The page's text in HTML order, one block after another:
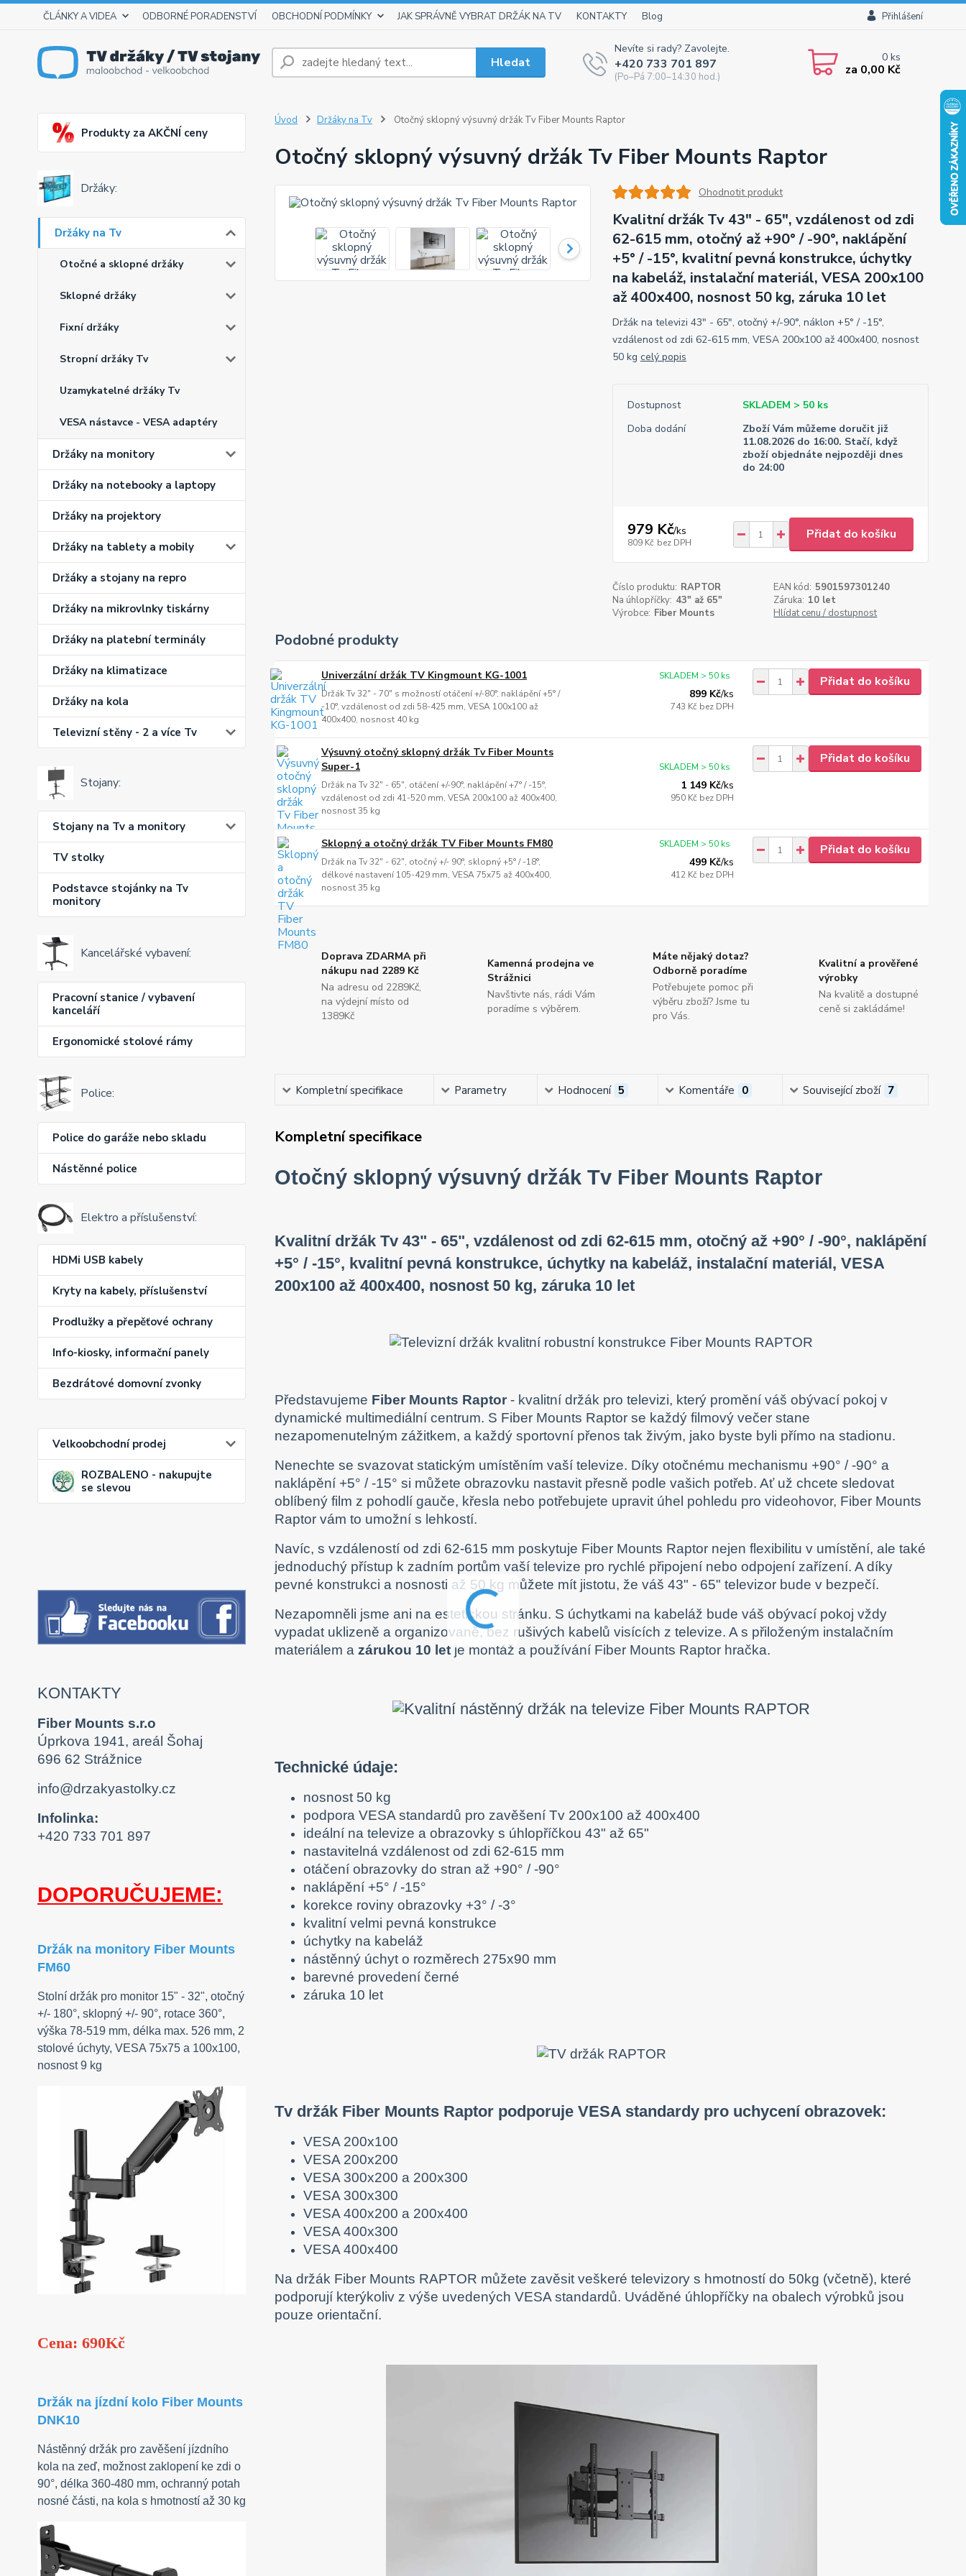
ČLÁNKY A VIDEA ODBORNÉ PORADENSTVÍ OBCHODNÍ PODMÍNKY JAK SPRÁVNĚ VYBRAT DRŽÁK NA TV KONTAKTY Blog Přihlášení
Hledat
Nevíte si rady? Zavolejte.
+420 733 701 897
(Po–Pá 7:00–14:30 hod.)
0ks
za 0,00 Kč
Produkty za AKČNÍ ceny
Držáky:
Držáky na Tv
Otočné a sklopné držáky
Sklopné držáky
Fixní držáky
Stropní držáky Tv
Uzamykatelné držáky Tv
VESA nástavce - VESA adaptéry
Držáky na monitory
Držáky na notebooky a laptopy
Držáky na projektory
Držáky na tablety a mobily
Držáky a stojany na repro
Držáky na mikrovlnky tiskárny
Držáky na platební terminály
Držáky na klimatizace
Držáky na kola
Televizní stěny - 2 a více Tv
Stojany:
Stojany na Tv a monitory
TV stolky
Podstavce stojánky na Tv
monitory
Kancelářské vybavení:
Pracovní stanice / vybavení
kanceláří
Ergonomické stolové rámy
Police:
Police do garáže nebo skladu
Nástěnné police
Elektro a příslušenství:
HDMi USB kabely
Kryty na kabely, příslušenství
Prodlužky a přepěťové ochrany
Info-kiosky, informační panely
Bezdrátové domovní zvonky
Velkoobchodní prodej
ROZBALENO - nakupujte
se slevou
KONTAKTY
Fiber Mounts s.r.o
Úprkova 1941, areál Šohaj
696 62 Strážnice
info@drzakyastolky.cz
Infolinka:
+420 733 701 897
DOPORUČUJEME:
Držák na monitory Fiber Mounts
FM60
Stolní držák pro monitor 15" - 32", otočný
+/- 180°, sklopný +/- 90°, rotace 360°,
výška 78-519 mm, délka max. 526 mm, 2
stolové úchyty, VESA 75x75 a 100x100,
nosnost 9 kg
Cena: 690Kč
Držák na jízdní kolo Fiber Mounts
DNK10
Nástěnný držák pro zavěšení jízdního
kola na zeď, možnost zaklopení ke zdi o
90°, délka 360-480 mm, ochranný potah
nosné části, na kola s hmotností až 30 kg
Úvod Držáky na Tv Otočný sklopný výsuvný držák Tv Fiber Mounts Raptor
Otočný sklopný výsuvný držák Tv Fiber Mounts Raptor
Ohodnotit produkt
Kvalitní držák Tv 43" - 65", vzdálenost od zdi
62-615 mm, otočný až +90° / -90°, naklápění
+5° / -15°, kvalitní pevná konstrukce, úchytky
na kabeláž, instalační materiál, VESA 200x100
až 400x400, nosnost 50 kg, záruka 10 let
Držák na televizi 43" - 65", otočný +/-90°, náklon +5° / -15°,
vzdálenost od zdi 62-615 mm, VESA 200x100 až 400x400, nosnost
50 kg celý popis
Dostupnost
SKLADEM > 50 ks
Doba dodání
Zboží Vám můžeme doručit již
11.08.2026 do 16:00. Stačí, když
zboží objednáte nejpozději dnes
do 24:00
979 Kč/ks
809 Kč bez DPH
Přidat do košíku
Číslo produktu: RAPTOR EAN kód: 5901597301240
Na úhlopříčky: 43" až 65" Záruka: 10 let
Výrobce: Fiber Mounts Hlídat cenu / dostupnost
Podobné produkty
Univerzální držák TV Kingmount KG-1001
Držák Tv 32" - 70" s možností otáčení +/-80°, naklápění +5° /
-10°, vzdálenost od zdi 58-425 mm, VESA 100x100 až
400x400, nosnost 40 kg
899 Kč/ks
743 Kč bez DPH
SKLADEM > 50 ks Přidat do košíku
Výsuvný otočný sklopný držák Tv Fiber Mounts
Super-1
Držák na Tv 32" - 65", otáčení +/-90°, naklápění +7° / -15°,
vzdálenost od zdi 41-520 mm, VESA 200x100 až 400x400,
nosnost 35 kg
1 149 Kč/ks
950 Kč bez DPH
SKLADEM > 50 ks
Přidat do košíku
Sklopný a otočný držák TV Fiber Mounts FM80
Držák na Tv 32" - 62", otočný +/- 90°, sklopný +5° / -18°,
délkové nastavení 105-429 mm, VESA 75x75 až 400x400,
nosnost 35 kg
499 Kč/ks
412 Kč bez DPH
SKLADEM > 50 ks Přidat do košíku
Doprava ZDARMA při
nákupu nad 2289 Kč
Na adresu od 2289Kč,
na výdejní místo od
1389Kč
Kamenná prodejna ve
Strážnici
Navštivte nás, rádi Vám
poradíme s výběrem.
Máte nějaký dotaz?
Odborně poradíme
Potřebujete pomoc při
výběru zboží? Jsme tu
pro Vás.
Kvalitní a prověřené
výrobky
Na kvalitě a dostupné
ceně si zakládáme!
Kompletní specifikace Parametry Hodnocení 5 Komentáře 0 Související zboží 7
Kompletní specifikace
Otočný sklopný výsuvný držák Tv Fiber Mounts Raptor
Kvalitní držák Tv 43" - 65", vzdálenost od zdi 62-615 mm, otočný až +90° / -90°, naklápění
+5° / -15°, kvalitní pevná konstrukce, úchytky na kabeláž, instalační materiál, VESA
200x100 až 400x400, nosnost 50 kg, záruka 10 let
Představujeme Fiber Mounts Raptor- kvalitní držák pro televizi, který promění váš obývací pokoj v
dynamické multimediální centrum. S Fiber Mounts Raptor se každý filmový večer stane
nezapomenutelným zážitkem, a každý sportovní přenos tak živým, jako byste byli přímo na stadionu.
Nenechte se svazovat statickým umístěním vaší televize. Díky otočnému mechanismu +90° / -90° a
naklápění +5° / -15° si můžete obrazovku nastavit přesně podle vašich potřeb. Ať už chcete sledovat
oblíbený film z pohodlí gauče, křesla nebo potřebujete upravit úhel pohledu pro videohovor, Fiber Mounts
Raptor vám to umožní s lehkostí.
Navíc, s vzdáleností od zdi 62-615 mm poskytuje Fiber Mounts Raptor nejen flexibilitu v umístění, ale také
jednoduchý přístup k zadním portům vaší televize pro rychlé připojení nebo odpojení zařízení. A díky
pevné konstrukci a nosnosti až 50 kg můžete mít jistotu, že váš 43" - 65" televizor bude v bezpečí.
Nezapomněli jsme ani na estetickou stránku. S úchytkami na kabeláž bude váš obývací pokoj vždy
vypadat uklizeně a organizovaně, bez rušivých kabelů visících z televize. A s přiloženým instalačním
materiálem a zárukou 10 letje montáž a používání Fiber Mounts Raptor hračka.
Technické údaje:
nosnost 50 kg
podpora VESA standardů pro zavěšení Tv 200x100 až 400x400
ideální na televize a obrazovky s úhlopříčkou 43" až 65"
nastavitelná vzdálenost od zdi 62-615 mm
otáčení obrazovky do stran až +90° / -90°
naklápění +5° / -15°
korekce roviny obrazovky +3° / -3°
kvalitní velmi pevná konstrukce
úchytky na kabeláž
nástěnný úchyt o rozměrech 275x90 mm
barevné provedení černé
záruka 10 let
Tv držák Fiber Mounts Raptor podporuje VESA standardy pro uchycení obrazovek:
VESA 200x100
VESA 200x200
VESA 300x200 a 200x300
VESA 300x300
VESA 400x200 a 200x400
VESA 400x300
VESA 400x400
Na držák Fiber Mounts RAPTOR můžete zavěsit veškeré televizory s hmotností do 50kg (včetně), které
podporují kterýkoliv z výše uvedených VESA standardů. Uváděné úhlopříčky na obalech výrobků jsou
pouze orientační.